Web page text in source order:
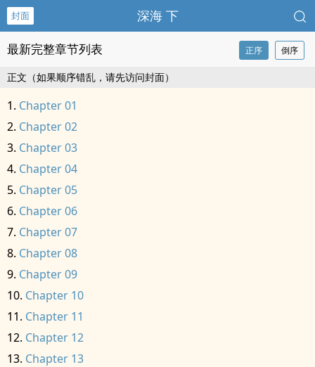
封面 深海 下
最新完整章节列表 正序 倒序
正文（如果顺序错乱，请先访问封面）
Chapter 01
Chapter 02
Chapter 03
Chapter 04
Chapter 05
Chapter 06
Chapter 07
Chapter 08
Chapter 09
Chapter 10
Chapter 11
Chapter 12
Chapter 13